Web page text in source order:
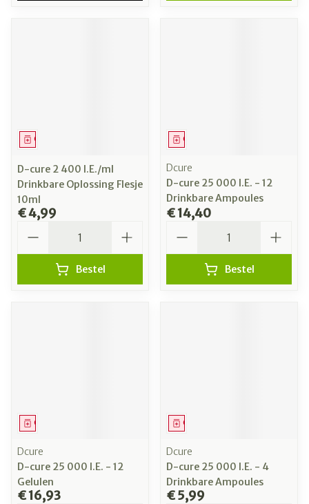
Geneesmiddel
D-cure 2 400 I.E./ml
Drinkbare Oplossing Flesje
10ml
€ 4,99
Bestel
Geneesmiddel
Dcure
D-cure 25 000 I.E. - 12
Drinkbare Ampoules
€ 14,40
Bestel
Geneesmiddel
Dcure
D-cure 25 000 I.E. - 12
Gelulen
€ 16,93
Geneesmiddel
Dcure
D-cure 25 000 I.E. - 4
Drinkbare Ampoules
€ 5,99